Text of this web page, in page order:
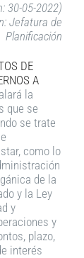
30-05-2022)
Jefatura de
Planificación
DE
A
la
que se
se trate
como lo
de la
y la Ley
y
y
plazo,
interés